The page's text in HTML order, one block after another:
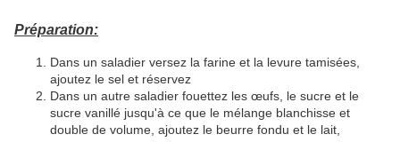
Préparation:
Dans un saladier versez la farine et la levure tamisées,
ajoutez le sel et réservez
Dans un autre saladier fouettez les œufs, le sucre et le
sucre vanillé jusqu'à ce que le mélange blanchisse et
double de volume, ajoutez le beurre fondu et le lait,